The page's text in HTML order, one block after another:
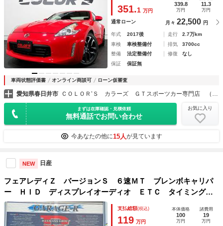
351.1 万円
339.8
万円
11.3
万円
通常ローン 月々 22,500 円
年式 2017後 走行
2.7万km
車検
車検整備付 排気
3700cc
整備
法定整備付 修復
なし
保証
保証無
車両状態評価書 オンライン商談可 ローン仮審査
愛知県春日井市 ＣＯＬＯＲ’Ｓ カラーズ ＧＴスポーツカー専門店 （株）カラーズ
まずは在庫確認・見積依頼
無料通話でお問い合わせ
お気に入り
今あなたの他に15人が見ています
NEW 日産
フェアレディＺ バージョンＳ ６速ＭＴ ブレンボキャリパ
ー ＨＩＤ ディスプレイオーディオ ＥＴＣ タイミングチ
ェーン 整備記録、メンテナンス記録２０枚以上あり
支払総額(税込)
119 万円
本体価格
100
万円
諸費用
19
万円